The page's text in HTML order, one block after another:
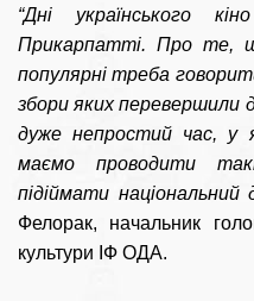
“Дні українського
Прикарпатті. Про те,
популярні треба
збори яких перевершили
дуже непростий час,
маємо проводити
підіймати національний
Фелорак, начальник
культури ІФ ОДА.